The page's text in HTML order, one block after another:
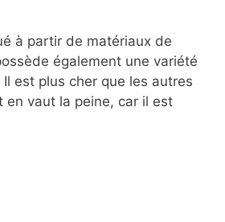
à partir de matériaux de
également une variété
est plus cher que les autres
en vaut la peine, car il est